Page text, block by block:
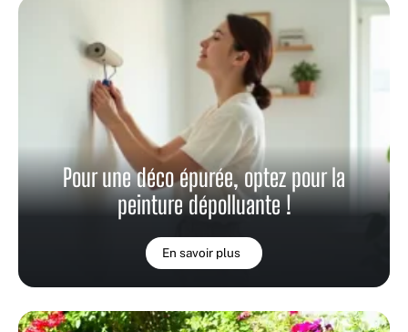
Pour une déco épurée, optez pour la
peinture dépolluante !
En savoir plus